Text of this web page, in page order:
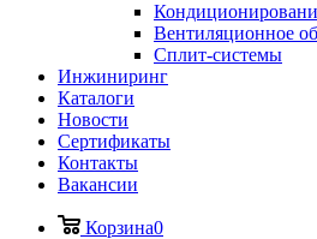
Вентиляционное
Сплит-системы
Инжиниринг
Каталоги
Новости
Сертификаты
Контакты
Вакансии
Корзина0